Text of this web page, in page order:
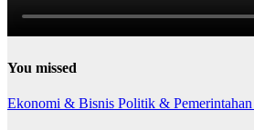
You missed
Ekonomi & Bisnis Politik & Pemerintahan